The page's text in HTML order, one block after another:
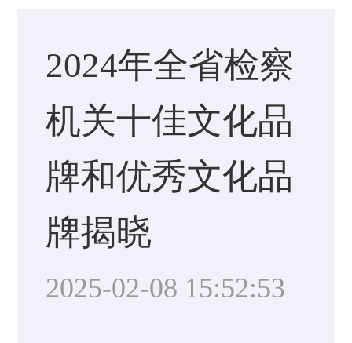
2024年全省检察
机关十佳文化品
牌和优秀文化品
牌揭晓
2025-02-08 15:52:53